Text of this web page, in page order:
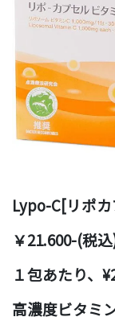
Lypo-C[リポ
￥21.600-(税
１包あたり、
高濃度ビタミ